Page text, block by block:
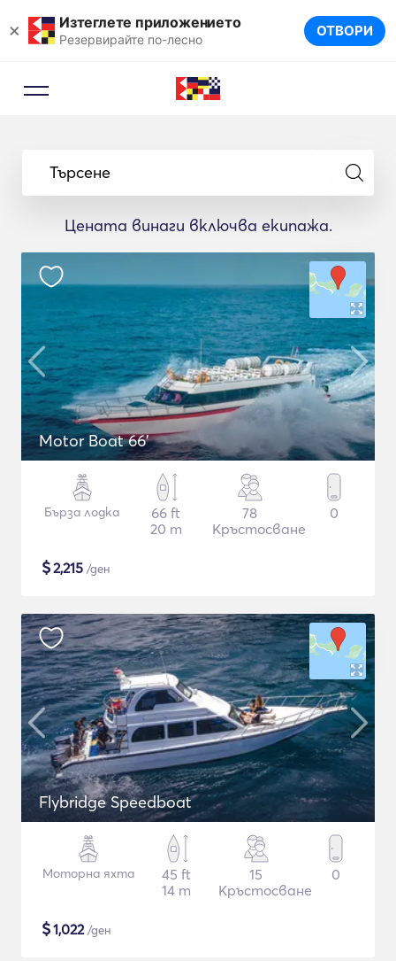
× Изтеглете приложението
Резервирайте по-лесно ОТВОРИ
Търсене
Цената винаги включва екипажа.
Motor Boat 66'
Бърза лодка
66 ft
20 m
78
Кръстосване
0
$2,215 /ден
Flybridge Speedboat
Моторна яхта
45 ft
14 m
15
Кръстосване
0
$1,022/ден